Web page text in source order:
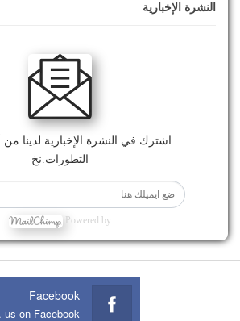
النشرة الإخبارية
اشترك في النشرة الإخبارية لدينا
التطورات.نخ
Powered by
Facebook